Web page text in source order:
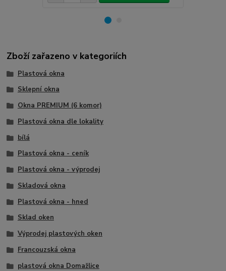
Zboží zařazeno v kategoriích
Plastová okna
Sklepní okna
Okna PREMIUM (6 komor)
Plastová okna dle lokality
bílá
Plastová okna - ceník
Plastová okna - výprodej
Skladová okna
Plastová okna - hned
Sklad oken
Výprodej plastových oken
Francouzská okna
plastová okna Domažlice